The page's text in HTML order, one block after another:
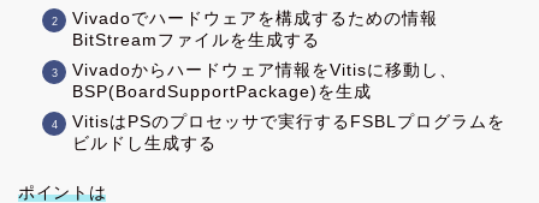
Vivadoでハードウェアを構成するための情報
BitStreamファイルを生成する
Vivadoからハードウェア情報をVitisに移動し、
BSP(BoardSupportPackage)を生成
VitisはPSのプロセッサで実行するFSBLプログラムを
ビルドし生成する
ポイントは